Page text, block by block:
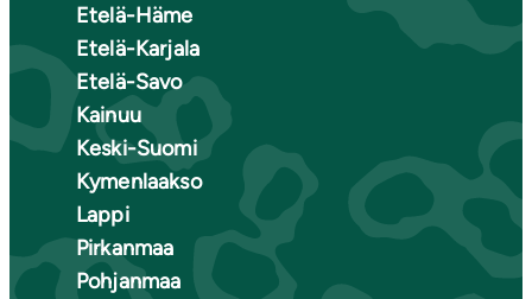
Etelä-Häme
Etelä-Karjala
Etelä-Savo
Kainuu
Keski-Suomi
Kymenlaakso
Lappi
Pirkanmaa
Pohjanmaa